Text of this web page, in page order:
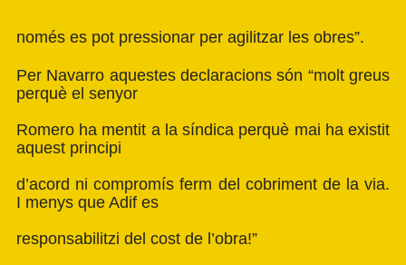
només es pot pressionar per agilitzar les obres”.
Per Navarro aquestes declaracions són “molt greus
perquè el senyor
Romero ha mentit a la síndica perquè mai ha existit
aquest principi
d’acord ni compromís ferm del cobriment de la via.
I menys que Adif es
responsabilitzi del cost de l’obra!”